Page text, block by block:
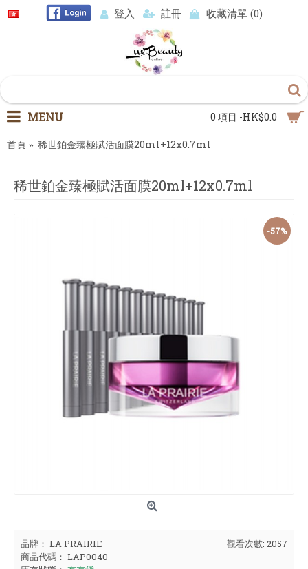
登入 註冊 收藏清單 (0)
0 項目 -HK$0.0
MENU
首頁 稀世鉑金臻極賦活面膜20ml+12x0.7ml
稀世鉑金臻極賦活面膜20ml+12x0.7ml
-57%
觀看次數: 2057
品牌： LA PRAIRIE
商品代碼： LAP0040